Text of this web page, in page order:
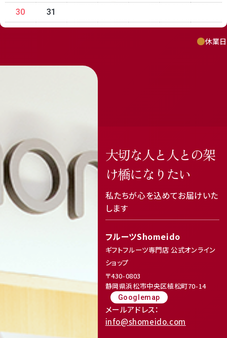
30 31
休業日
大切な人と人との架
け橋になりたい
私たちが心を込めてお届けいた
します
フルーツShomeido
ギフトフルーツ専門店 公式オンライン
ショップ
〒430-0803
静岡県浜松市中央区植松町70-14
Googlemap
メールアドレス：
info@shomeido.com